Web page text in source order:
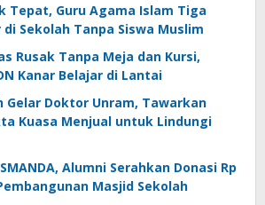
Tepat, Guru Agama Islam Tiga
Sekolah Tanpa Siswa Muslim
Rusak Tanpa Meja dan Kursi,
Kanar Belajar di Lantai
Gelar Doktor Unram, Tawarkan
Kuasa Menjual untuk Lindungi
Alumni Serahkan Donasi Rp
Masjid Sekolah